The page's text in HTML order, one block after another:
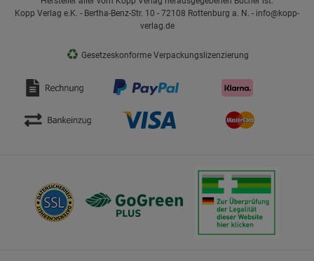
Kopp Verlag e.K. - Bertha-Benz-Str. 10 - 72108 Rottenburg a. N. - info@kopp-
verlag.de
♻ Gesetzeskonforme Verpackungslizenzierung